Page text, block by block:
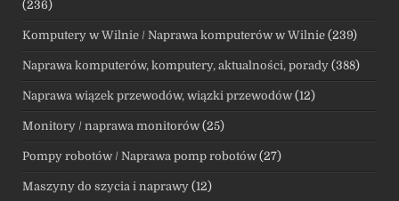
(236)
Komputery w Wilnie / Naprawa komputerów w Wilnie (239)
Naprawa komputerów, komputery, aktualności, porady (388)
Naprawa wiązek przewodów, wiązki przewodów (12)
Monitory / naprawa monitorów (25)
Pompy robotów / Naprawa pomp robotów (27)
Maszyny do szycia i naprawy (12)